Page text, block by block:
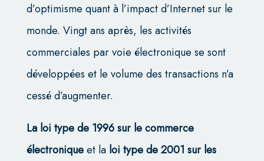
d’optimisme quant à l’impact d’Internet sur le
monde. Vingt ans après, les activités
commerciales par voie électronique se sont
développées et le volume des transactions n’a
cessé d’augmenter.
La loi type de 1996 sur le commerce
électroniqueet laloi type de 2001 sur les